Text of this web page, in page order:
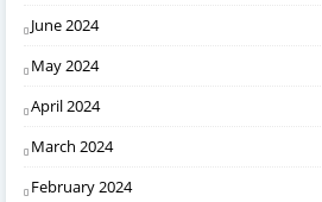
June 2024
May 2024
April 2024
March 2024
February 2024